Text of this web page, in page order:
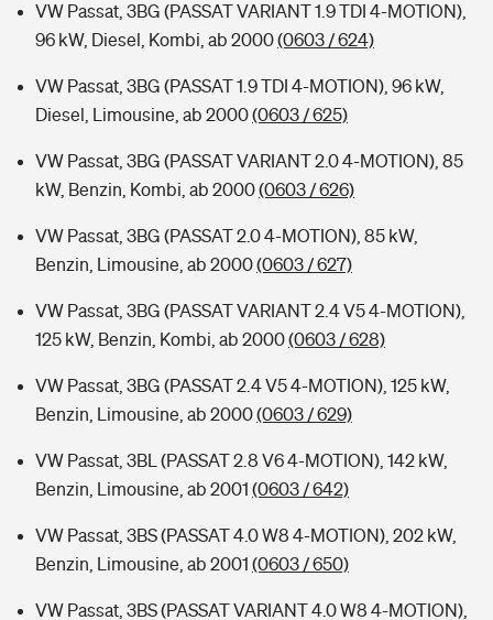
VW Passat, 3BG (PASSAT VARIANT 1.9 TDI 4-MOTION),
96 kW, Diesel, Kombi, ab 2000(0603 / 624)
VW Passat, 3BG (PASSAT 1.9 TDI 4-MOTION), 96 kW,
Diesel, Limousine, ab 2000(0603 / 625)
VW Passat, 3BG (PASSAT VARIANT 2.0 4-MOTION), 85
kW, Benzin, Kombi, ab 2000(0603 / 626)
VW Passat, 3BG (PASSAT 2.0 4-MOTION), 85 kW,
Benzin, Limousine, ab 2000(0603 / 627)
VW Passat, 3BG (PASSAT VARIANT 2.4 V5 4-MOTION),
125 kW, Benzin, Kombi, ab 2000(0603 / 628)
VW Passat, 3BG (PASSAT 2.4 V5 4-MOTION), 125 kW,
Benzin, Limousine, ab 2000(0603 / 629)
VW Passat, 3BL (PASSAT 2.8 V6 4-MOTION), 142 kW,
Benzin, Limousine, ab 2001 (0603 / 642)
VW Passat, 3BS (PASSAT 4.0 W8 4-MOTION), 202 kW,
Benzin, Limousine, ab 2001 (0603 / 650)
VW Passat, 3BS (PASSAT VARIANT 4.0 W8 4-MOTION),